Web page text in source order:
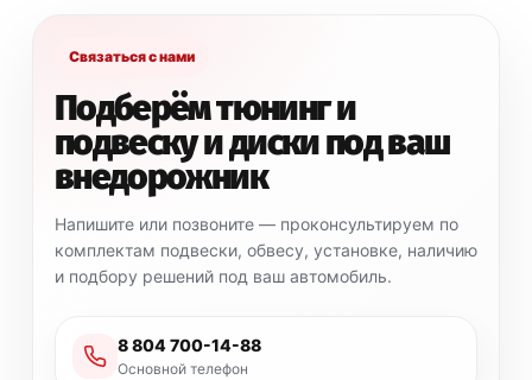
Связаться с нами
Подберём тюнинг и
подвеску и диски под ваш
внедорожник
Напишите или позвоните — проконсультируем по
комплектам подвески, обвесу, установке, наличию
и подбору решений под ваш автомобиль.
8 804 700-14-88
Основной телефон